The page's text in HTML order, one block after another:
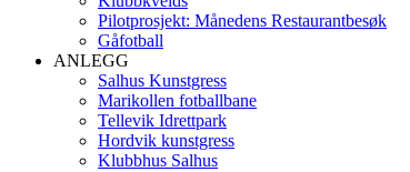
Pilotprosjekt: Månedens Restaurantbesøk
Gåfotball
ANLEGG
Salhus Kunstgress
Marikollen fotballbane
Tellevik Idrettpark
Hordvik kunstgress
Klubbhus Salhus